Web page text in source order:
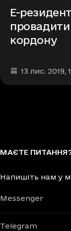
Е-
провадити
кордону
Дата та час
13 лис. 2019,
МАЄТЕ
Напишіть нам у
Messenger
Telegram